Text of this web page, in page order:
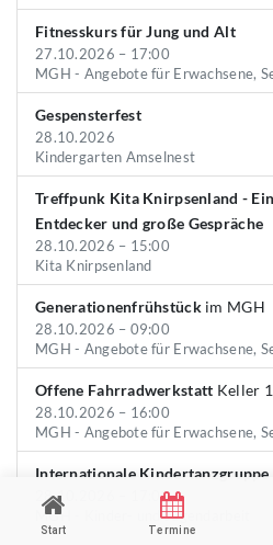
Fitnesskurs für Jung und Alt
27.10.2026 – 17:00
MGH - Angebote für Erwachsene,
Gespensterfest
28.10.2026
Kindergarten Amselnest
Treffpunk Kita Knirpsenland -
Entdecker und große Gespräche
28.10.2026 – 15:00
Kita Knirpsenland
Generationenfrühstückim MGH
28.10.2026 – 09:00
MGH - Angebote für Erwachsene,
Offene Fahrradwerkstatt Keller
28.10.2026 – 16:00
MGH - Angebote für Erwachsene,
Internationale Kindertanzgruppe
28.10.2026 – 17:00
MGH - Kinder- und Jugendarbeit
Start Termine